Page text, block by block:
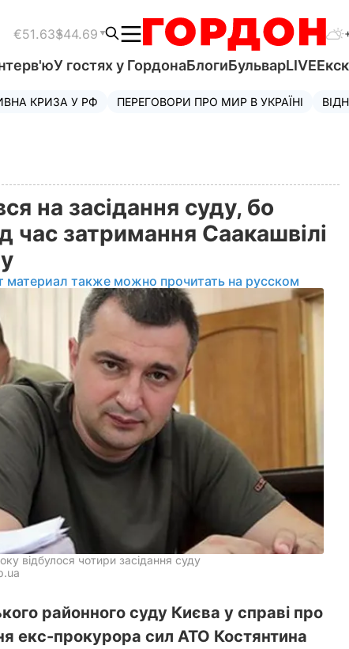
€51.63$44.69
У гостях у ГордонаБлогиБульварLIVE
КРИЗА У РФ ПЕРЕГОВОРИ ПРО МИР В УКРАЇНІ
на засідання суду, бо
час затримання Саакашвілі
материал также можно прочитать на русском
відбулося чотири засідання суду
районного суду Києва у справі про
екс-прокурора сил АТО Костянтина